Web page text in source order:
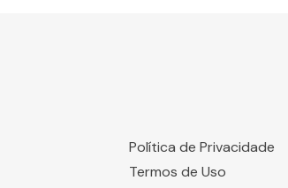
Política de Privacidade
Termos de Uso